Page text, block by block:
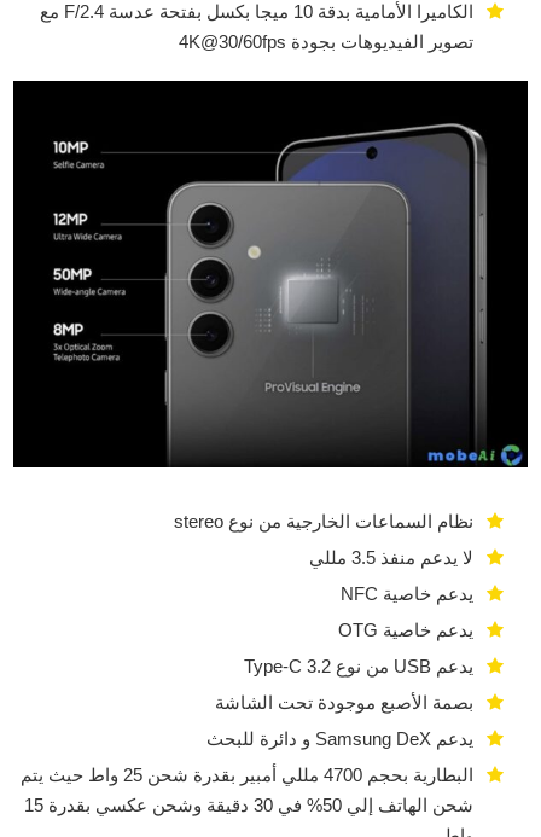
الكاميرا الأمامية بدقة 10 ميجا بكسل بفتحة عدسة F/2.4 مع
تصوير الفيديوهات بجودة 4K@30/60fps
نظام السماعات الخارجية من نوع stereo
لا يدعم منفذ 3.5 مللي
يدعم خاصية NFC
يدعم خاصية OTG
يدعم USB من نوع Type-C 3.2
بصمة الأصبع موجودة تحت الشاشة
يدعم Samsung DeX و دائرة للبحث
البطارية بحجم 4700 مللي أمبير بقدرة شحن 25 واط حيث يتم
شحن الهاتف إلي 50% في 30 دقيقة وشحن عكسي بقدرة 15